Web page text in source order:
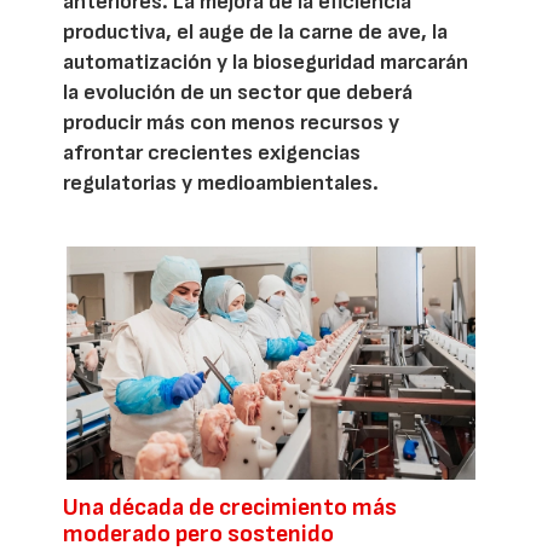
productiva, el auge de la carne de ave, la
automatización y la bioseguridad marcarán
la evolución de un sector que deberá
producir más con menos recursos y
afrontar crecientes exigencias
regulatorias y medioambientales.
Una década de crecimiento más
moderado pero sostenido